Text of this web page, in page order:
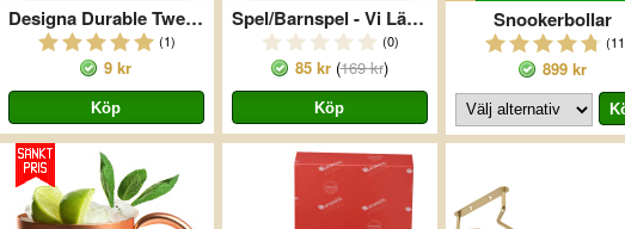
Designa Durable Tweenie Svart
(1)
9 kr
Spel/Barnspel - Vi Lär Oss Klockan
(0)
85 kr(169 kr)
Snookerbollar
899 kr